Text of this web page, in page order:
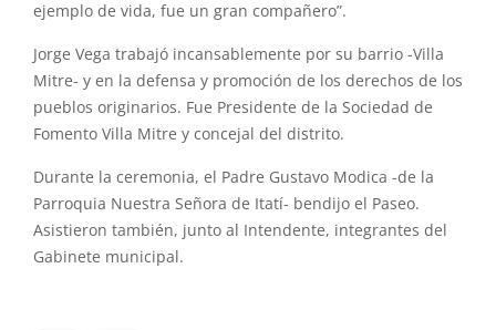
ejemplo de vida, fue un gran compañero”.
Jorge Vega trabajó incansablemente por su barrio -Villa
Mitre- y en la defensa y promoción de los derechos de los
pueblos originarios. Fue Presidente de la Sociedad de
Fomento Villa Mitre y concejal del distrito.
Durante la ceremonia, el Padre Gustavo Modica -de la
Parroquia Nuestra Señora de Itatí- bendijo el Paseo.
Asistieron también, junto al Intendente, integrantes del
Gabinete municipal.